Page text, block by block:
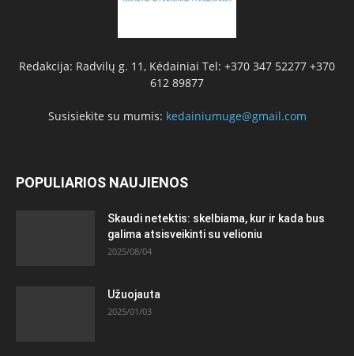
Redakcija: Radvilų g. 11, Kėdainiai Tel: +370 347 52277 +370
612 89877
Susisiekite su mumis: kedainiumuge@gmail.com
POPULIARIOS NAUJIENOS
Skaudi netektis: skelbiama, kur ir kada bus
galima atsisveikinti su velioniu
2025/08/04
Užuojauta
2025/01/03